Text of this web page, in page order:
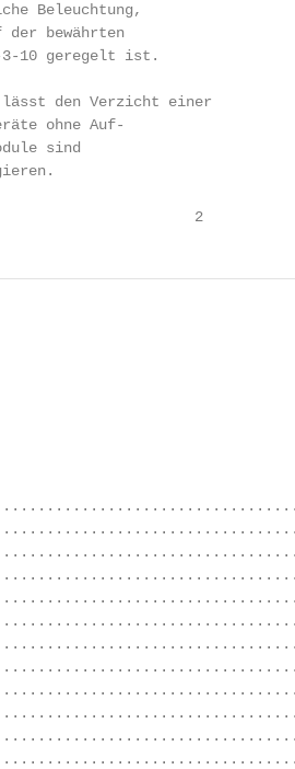
Beleuchtung,
bewährten
3-10 geregelt ist.
den Verzicht einer
ohne Auf-
sind
2